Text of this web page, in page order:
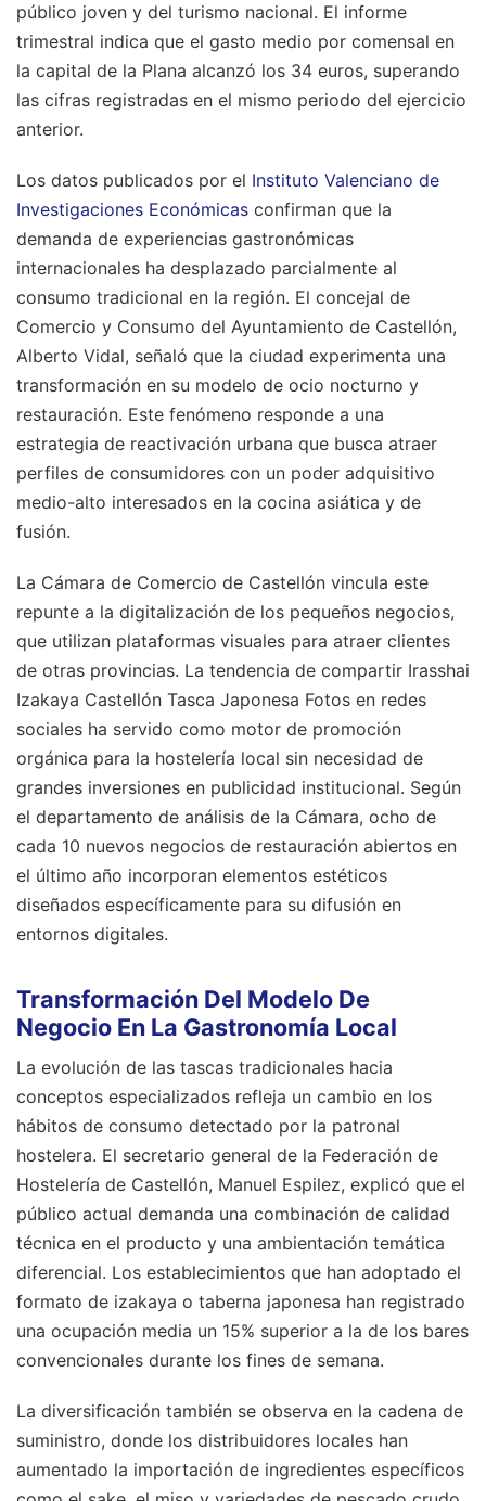
público joven y del turismo nacional. El informe
trimestral indica que el gasto medio por comensal en
la capital de la Plana alcanzó los 34 euros, superando
las cifras registradas en el mismo periodo del ejercicio
anterior.
Los datos publicados por el Instituto Valenciano de
Investigaciones Económicas confirman que la
demanda de experiencias gastronómicas
internacionales ha desplazado parcialmente al
consumo tradicional en la región. El concejal de
Comercio y Consumo del Ayuntamiento de Castellón,
Alberto Vidal, señaló que la ciudad experimenta una
transformación en su modelo de ocio nocturno y
restauración. Este fenómeno responde a una
estrategia de reactivación urbana que busca atraer
perfiles de consumidores con un poder adquisitivo
medio-alto interesados en la cocina asiática y de
fusión.
La Cámara de Comercio de Castellón vincula este
repunte a la digitalización de los pequeños negocios,
que utilizan plataformas visuales para atraer clientes
de otras provincias. La tendencia de compartir Irasshai
Izakaya Castellón Tasca Japonesa Fotos en redes
sociales ha servido como motor de promoción
orgánica para la hostelería local sin necesidad de
grandes inversiones en publicidad institucional. Según
el departamento de análisis de la Cámara, ocho de
cada 10 nuevos negocios de restauración abiertos en
el último año incorporan elementos estéticos
diseñados específicamente para su difusión en
entornos digitales.
Transformación Del Modelo De
Negocio En La Gastronomía Local
La evolución de las tascas tradicionales hacia
conceptos especializados refleja un cambio en los
hábitos de consumo detectado por la patronal
hostelera. El secretario general de la Federación de
Hostelería de Castellón, Manuel Espilez, explicó que el
público actual demanda una combinación de calidad
técnica en el producto y una ambientación temática
diferencial. Los establecimientos que han adoptado el
formato de izakaya o taberna japonesa han registrado
una ocupación media un 15% superior a la de los bares
convencionales durante los fines de semana.
La diversificación también se observa en la cadena de
suministro, donde los distribuidores locales han
aumentado la importación de ingredientes específicos